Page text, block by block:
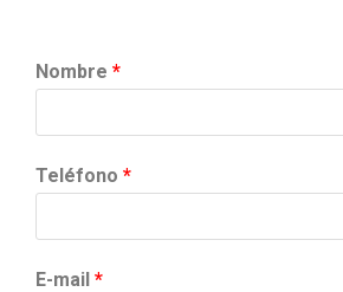
Nombre *
Teléfono *
E-mail *